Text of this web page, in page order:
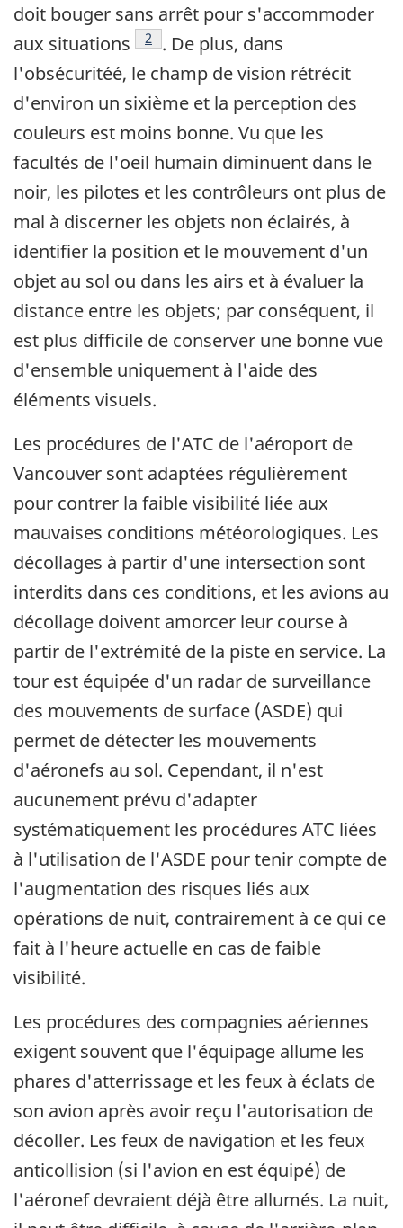
doit bouger sans arrêt pour s'accommoder
aux situations
Note de bas de page
2 . De plus, dans
l'obsécuritéé, le champ de vision rétrécit
d'environ un sixième et la perception des
couleurs est moins bonne. Vu que les
facultés de l'oeil humain diminuent dans le
noir, les pilotes et les contrôleurs ont plus de
mal à discerner les objets non éclairés, à
identifier la position et le mouvement d'un
objet au sol ou dans les airs et à évaluer la
distance entre les objets; par conséquent, il
est plus difficile de conserver une bonne vue
d'ensemble uniquement à l'aide des
éléments visuels.
Les procédures de l'ATC de l'aéroport de
Vancouver sont adaptées régulièrement
pour contrer la faible visibilité liée aux
mauvaises conditions météorologiques. Les
décollages à partir d'une intersection sont
interdits dans ces conditions, et les avions au
décollage doivent amorcer leur course à
partir de l'extrémité de la piste en service. La
tour est équipée d'un radar de surveillance
des mouvements de surface (ASDE) qui
permet de détecter les mouvements
d'aéronefs au sol. Cependant, il n'est
aucunement prévu d'adapter
systématiquement les procédures ATC liées
à l'utilisation de l'ASDE pour tenir compte de
l'augmentation des risques liés aux
opérations de nuit, contrairement à ce qui ce
fait à l'heure actuelle en cas de faible
visibilité.
Les procédures des compagnies aériennes
exigent souvent que l'équipage allume les
phares d'atterrissage et les feux à éclats de
son avion après avoir reçu l'autorisation de
décoller. Les feux de navigation et les feux
anticollision (si l'avion en est équipé) de
l'aéronef devraient déjà être allumés. La nuit,